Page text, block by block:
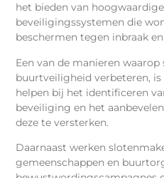
het bieden van
beveiligingssystemen die
beschermen tegen inbraak
Een van de manieren
buurtveiligheid verbeteren,
helpen bij het identificeren
beveiliging en het
deze te versterken.
Daarnaast werken
gemeenschappen en